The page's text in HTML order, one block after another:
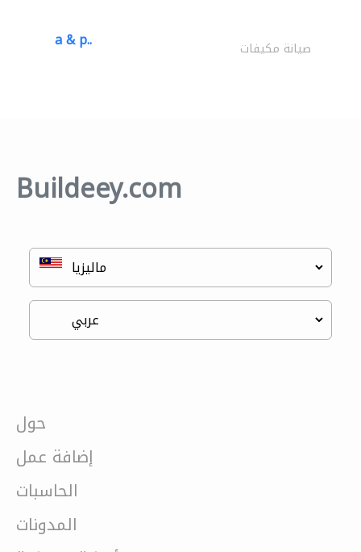
a & p.. صيانة مكيفات
Buildeey.com
حول
إضافة عمل
الحاسبات
المدونات